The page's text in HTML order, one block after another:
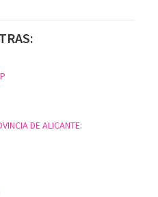
DE ALICANTE: